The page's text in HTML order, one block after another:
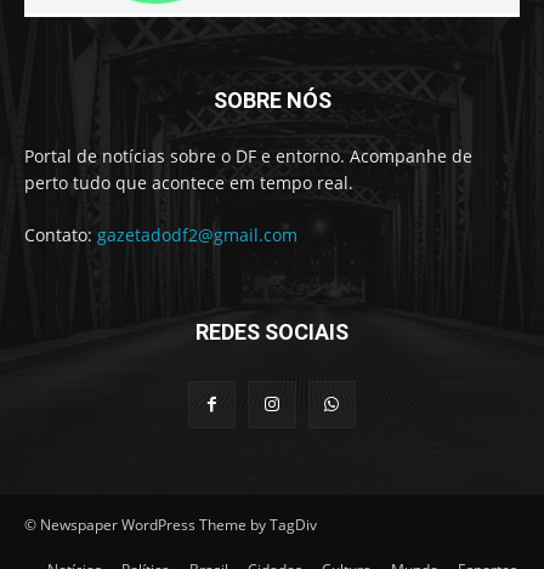
SOBRE NÓS
Portal de notícias sobre o DF e entorno. Acompanhe de
perto tudo que acontece em tempo real.
Contato: gazetadodf2@gmail.com
REDES SOCIAIS
© Newspaper WordPress Theme by TagDiv